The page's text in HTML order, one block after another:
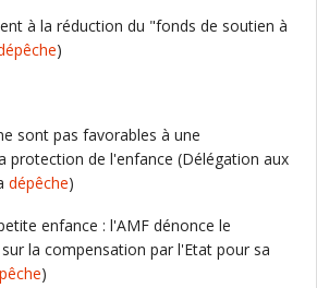
à la réduction du "fonds de soutien à
)
sont pas favorables à une
protection de l'enfance (Délégation aux
dépêche)
enfance : l'AMF dénonce le
la compensation par l'Etat pour sa
)